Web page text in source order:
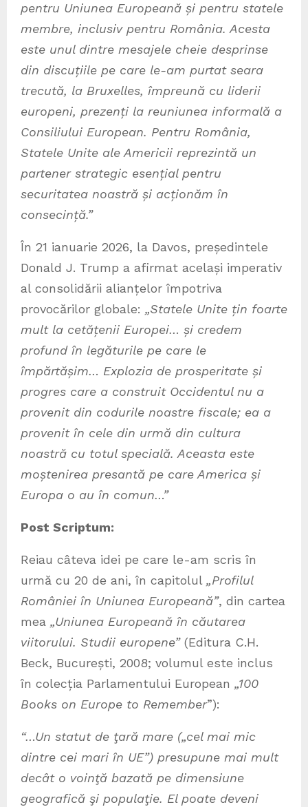
pentru Uniunea Europeană și pentru statele
membre, inclusiv pentru România. Acesta
este unul dintre mesajele cheie desprinse
din discuțiile pe care le-am purtat seara
trecută, la Bruxelles, împreună cu liderii
europeni, prezenți la reuniunea informală a
Consiliului European. Pentru România,
Statele Unite ale Americii reprezintă un
partener strategic esențial pentru
securitatea noastră și acționăm în
consecință.”
În 21 ianuarie 2026, la Davos, președintele
Donald J. Trump a afirmat același imperativ
al consolidării alianțelor împotriva
provocărilor globale: „Statele Unite țin foarte
mult la cetățenii Europei… și credem
profund în legăturile pe care le
împărtășim… Explozia de prosperitate și
progres care a construit Occidentul nu a
provenit din codurile noastre fiscale; ea a
provenit în cele din urmă din cultura
noastră cu totul specială. Aceasta este
moștenirea presantă pe care America și
Europa o au în comun…”
Post Scriptum:
Reiau câteva idei pe care le-am scris în
urmă cu 20 de ani, în capitolul „Profilul
României în Uniunea Europeană”, din cartea
mea „Uniunea Europeană în căutarea
viitorului. Studii europene”(Editura C.H.
Beck, București, 2008; volumul este inclus
în colecția Parlamentului European „100
Books on Europe to Remember”):
“…Un statut de ţară mare („cel mai mic
dintre cei mari în UE”) presupune mai mult
decât o voinţă bazată pe dimensiune
geografică şi populaţie. El poate deveni